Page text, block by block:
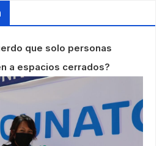
que solo personas
a espacios cerrados?